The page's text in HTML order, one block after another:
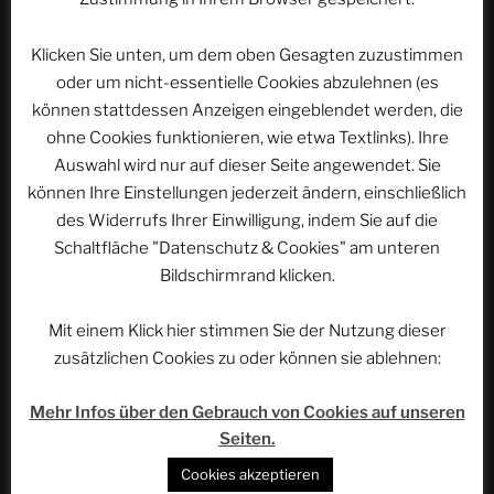
► Das Projekt via PayPal unterstützen:
https://paypal.me/rethovomsee
VERÖFFENTLICHT
13. APRIL 2024
Das Rote Meer ist bunt | ACSOLAR #374
Klicken Sie unten, um dem oben Gesagten zuzustimmen
oder um nicht-essentielle Cookies abzulehnen (es
können stattdessen Anzeigen eingeblendet werden, die
ohne Cookies funktionieren, wie etwa Textlinks). Ihre
Auswahl wird nur auf dieser Seite angewendet. Sie
können Ihre Einstellungen jederzeit ändern, einschließlich
des Widerrufs Ihrer Einwilligung, indem Sie auf die
Schaltfläche "Datenschutz & Cookies" am unteren
Bildschirmrand klicken.
Mit einem Klick hier stimmen Sie der Nutzung dieser
zusätzlichen Cookies zu oder können sie ablehnen:
Mehr Infos über den Gebrauch von Cookies auf unseren
Seiten.
Cookies akzeptieren